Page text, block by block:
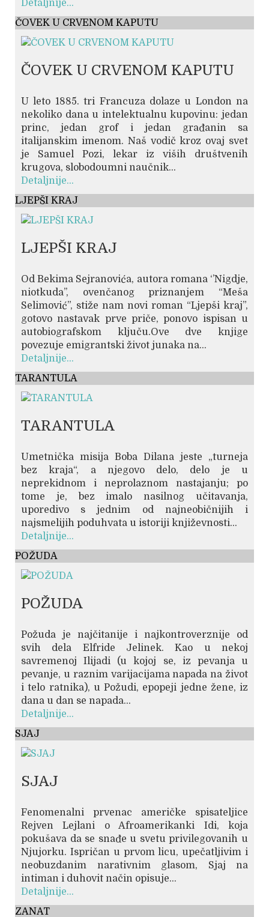
Detaljnije...
ČOVEK U CRVENOM KAPUTU
ČOVEK U CRVENOM KAPUTU
U leto 1885. tri Francuza dolaze u London na
nekoliko dana u intelektualnu kupovinu: jedan
princ, jedan grof i jedan građanin sa
italijanskim imenom. Naš vodič kroz ovaj svet
je Samuel Pozi, lekar iz viših društvenih
krugova, slobodoumni naučnik...
Detaljnije...
LJEPŠI KRAJ
LJEPŠI KRAJ
Od Bekima Sejranovića, autora romana ‘’Nigdje,
niotkuda’’, ovenčanog priznanjem “Meša
Selimović”, stiže nam novi roman “Ljepši kraj”,
gotovo nastavak prve priče, ponovo ispisan u
autobiografskom ključu.Ove dve knjige
povezuje emigrantski život junaka na...
Detaljnije...
TARANTULA
TARANTULA
Umetnička misija Boba Dilana jeste „turneja
bez kraja“, a njegovo delo, delo je u
neprekidnom i neprolaznom nastajanju; po
tome je, bez imalo nasilnog učitavanja,
uporedivo s jednim od najneobičnijih i
najsmelijih poduhvata u istoriji književnosti...
Detaljnije...
POŽUDA
POŽUDA
Požuda je najčitanije i najkontroverznije od
svih dela Elfride Jelinek. Kao u nekoj
savremenoj Ilijadi (u kojoj se, iz pevanja u
pevanje, u raznim varijacijama napada na život
i telo ratnika), u Požudi, epopeji jedne žene, iz
dana u dan se napada...
Detaljnije...
SJAJ
SJAJ
Fenomenalni prvenac američke spisateljice
Rejven Lejlani o Afroamerikanki Idi, koja
pokušava da se snađe u svetu privilegovanih u
Njujorku. Ispričan u prvom licu, upečatljivim i
neobuzdanim narativnim glasom, Sjaj na
intiman i duhovit način opisuje...
Detaljnije...
ZANAT